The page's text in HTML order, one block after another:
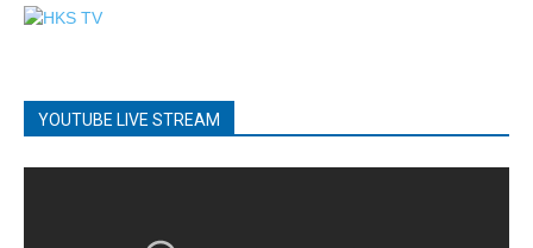
YOUTUBE LIVE STREAM